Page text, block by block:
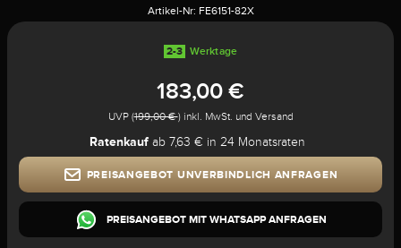
Artikel-Nr: FE6151-82X
2-3 Werktage
183,00 €
UVP (199,00 €) inkl. MwSt. und Versand
Ratenkaufab 7,63 € in 24 Monatsraten
PREISANGEBOT UNVERBINDLICH ANFRAGEN
PREISANGEBOT MIT WHATSAPP ANFRAGEN